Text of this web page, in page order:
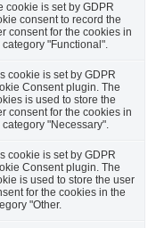
cookie is set by GDPR
consent to record the
consent for the cookies in
category "Functional".
cookie is set by GDPR
Consent plugin. The
is used to store the
consent for the cookies in
category "Necessary".
cookie is set by GDPR
Consent plugin. The
is used to store the user
for the cookies in the
"Other.